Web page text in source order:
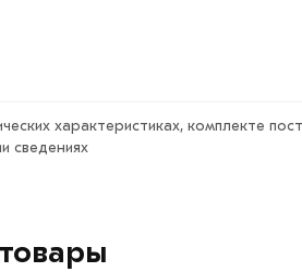
характеристиках, комплекте
сведениях